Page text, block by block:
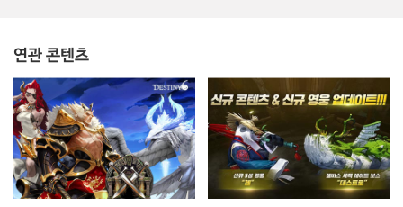
연관 콘텐츠